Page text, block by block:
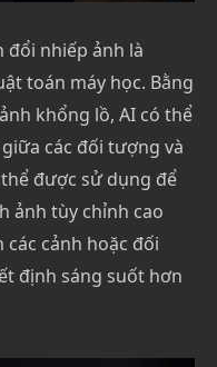
đổi nhiếp ảnh là
toán máy học. Bằng
khổng lồ, AI có thể
các đối tượng và
được sử dụng để
ảnh tùy chỉnh cao
các cảnh hoặc đối
định sáng suốt hơn